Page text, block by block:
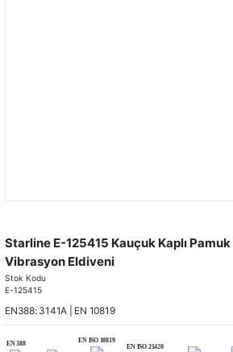
Starline E-125415 Kauçuk Kaplı
Vibrasyon Eldiveni
Stok Kodu
E-125415
EN388: 3141A | EN 10819
EN 388 EN ISO 10819
EN ISO 21420